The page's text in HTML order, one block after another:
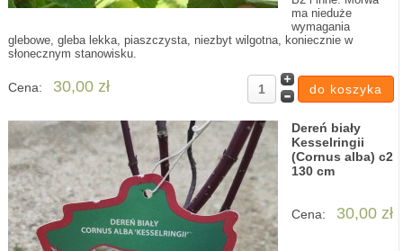
ma nieduże
wymagania
glebowe, gleba lekka, piaszczysta, niezbyt wilgotna, koniecznie w
słonecznym stanowisku.
Cena: 30,00 zł
Dereń biały
Kesselringii
(Cornus alba) c2
130 cm
Cena: 30,00 zł